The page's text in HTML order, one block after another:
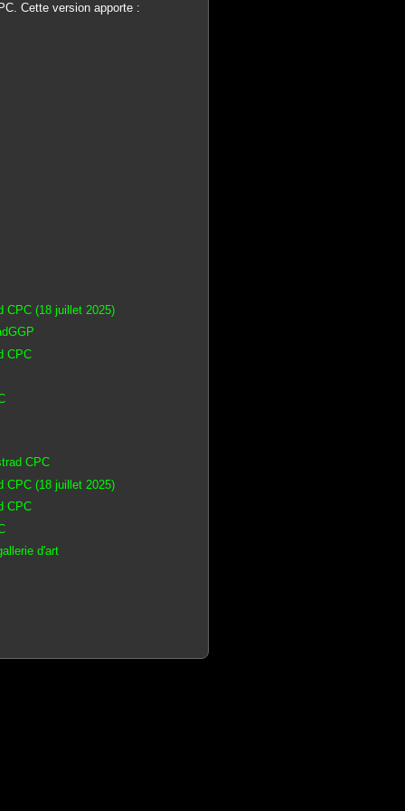
Cette version apporte :
CPC (18 juillet 2025)
CPC
CPC
CPC (18 juillet 2025)
CPC
d'art